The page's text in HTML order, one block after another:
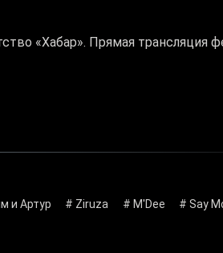
«Хабар». Прямая трансляция
и Артур # Ziruza # М'Dee # Say